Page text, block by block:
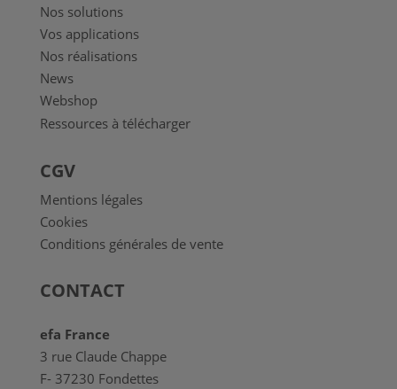
Nos solutions
Vos applications
Nos réalisations
News
Webshop
Ressources à télécharger
CGV
Mentions légales
Cookies
Conditions générales de vente
CONTACT
efa France
3 rue Claude Chappe
F- 37230 Fondettes